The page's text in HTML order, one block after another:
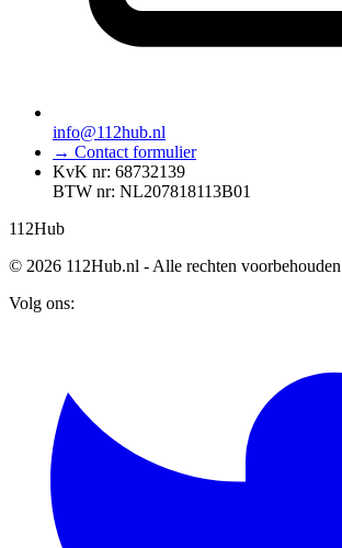
info@112hub.nl
→ Contact formulier
KvK nr: 68732139
BTW nr: NL207818113B01
112Hub
© 2026 112Hub.nl - Alle rechten voorbehouden
Volg ons: